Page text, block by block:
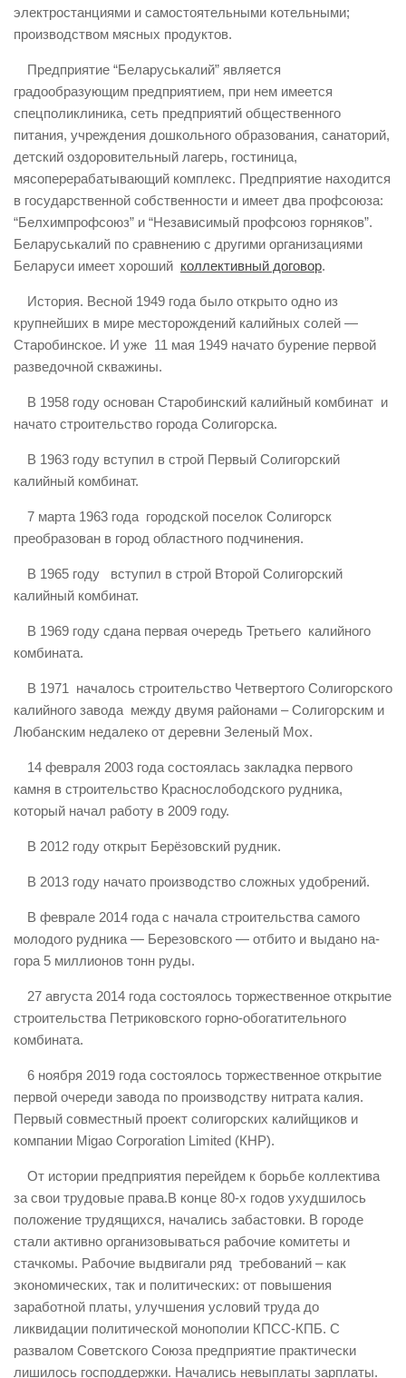
электростанциями и самостоятельными котельными;
производством мясных продуктов.
Предприятие “Беларуськалий” является
градообразующим предприятием, при нем имеется
спецполиклиника, сеть предприятий общественного
питания, учреждения дошкольного образования, санаторий,
детский оздоровительный лагерь, гостиница,
мясоперерабатывающий комплекс. Предприятие находится
в государственной собственности и имеет два профсоюза:
“Белхимпрофсоюз” и “Независимый профсоюз горняков”.
Беларуськалий по сравнению с другими организациями
Беларуси имеет хороший коллективный договор.
История. Весной 1949 года было открыто одно из
крупнейших в мире месторождений калийных солей —
Старобинское. И уже 11 мая 1949 начато бурение первой
разведочной скважины.
В 1958 году основан Старобинский калийный комбинат и
начато строительство города Солигорска.
В 1963 году вступил в строй Первый Солигорский
калийный комбинат.
7 марта 1963 года городской поселок Солигорск
преобразован в город областного подчинения.
В 1965 году вступил в строй Второй Солигорский
калийный комбинат.
В 1969 году сдана первая очередь Третьего калийного
комбината.
В 1971 началось строительство Четвертого Солигорского
калийного завода между двумя районами – Солигорским и
Любанским недалеко от деревни Зеленый Мох.
14 февраля 2003 года состоялась закладка первого
камня в строительство Краснослободского рудника,
который начал работу в 2009 году.
В 2012 году открыт Берёзовский рудник.
В 2013 году начато производство сложных удобрений.
В феврале 2014 года с начала строительства самого
молодого рудника — Березовского — отбито и выдано на-
гора 5 миллионов тонн руды.
27 августа 2014 года состоялось торжественное открытие
строительства Петриковского горно-обогатительного
комбината.
6 ноября 2019 года состоялось торжественное открытие
первой очереди завода по производству нитрата калия.
Первый совместный проект солигорских калийщиков и
компании Migao Corporation Limited (КНР).
От истории предприятия перейдем к борьбе коллектива
за свои трудовые права.В конце 80-х годов ухудшилось
положение трудящихся, начались забастовки. В городе
стали активно организовываться рабочие комитеты и
стачкомы. Рабочие выдвигали ряд требований – как
экономических, так и политических: от повышения
заработной платы, улучшения условий труда до
ликвидации политической монополии КПСС-КПБ. С
развалом Советского Союза предприятие практически
лишилось господдержки. Начались невыплаты зарплаты.